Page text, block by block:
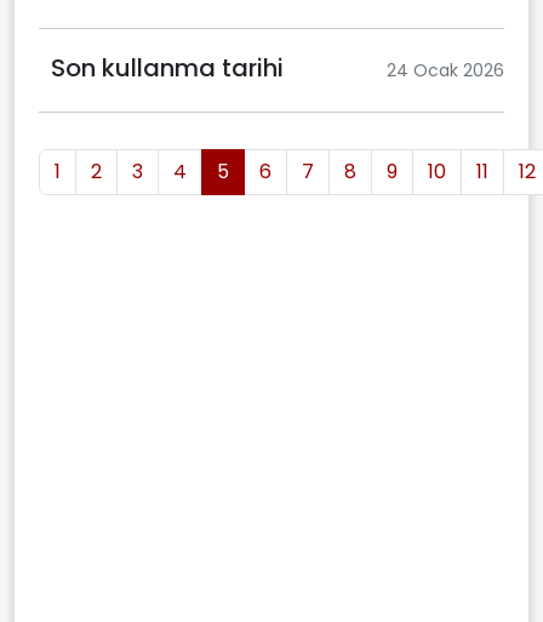
Son kullanma tarihi 24 Ocak 2026
1 2 3 4 5 6 7 8 9 10 11 12